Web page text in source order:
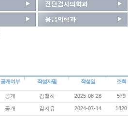
공개여부 작성자명 작성일 조회
공개 김철하 2025-08-28 579
공개 김지유 2024-07-14 1820